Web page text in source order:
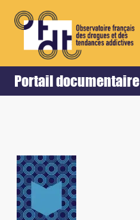
Portail documentaire
Accueil Retour